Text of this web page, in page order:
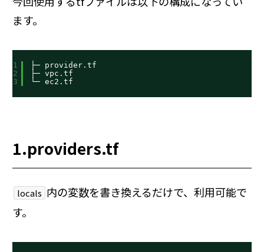
ます。
1
2
3
├─ provider.tf
├─ vpc.tf
└─ ec2.tf
1.providers.tf
locals 内の変数を書き換えるだけで、利用可能で
す。